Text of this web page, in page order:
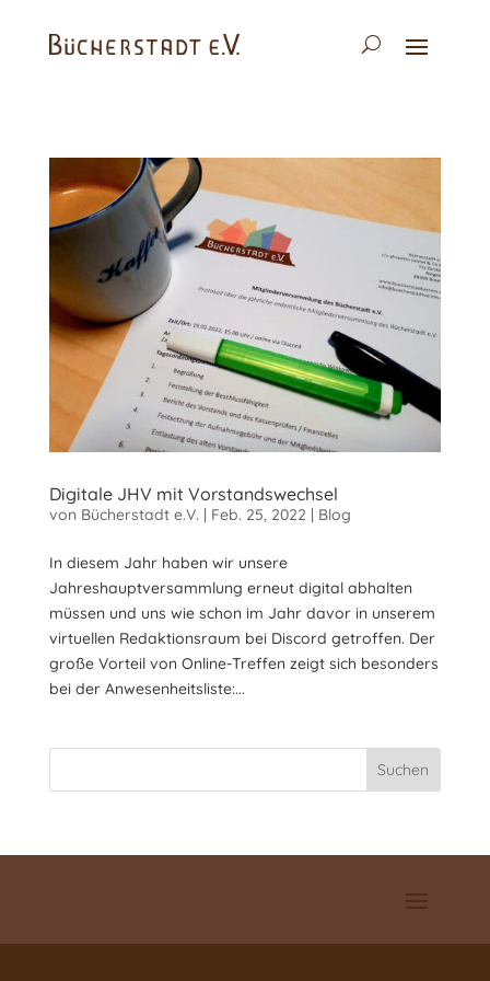
Digitale JHV mit Vorstandswechsel
von Bücherstadt e.V. | Feb. 25, 2022 | Blog
In diesem Jahr haben wir unsere
Jahreshauptversammlung erneut digital abhalten
müssen und uns wie schon im Jahr davor in unserem
virtuellen Redaktionsraum bei Discord getroffen. Der
große Vorteil von Online-Treffen zeigt sich besonders
bei der Anwesenheitsliste:...
Suchen